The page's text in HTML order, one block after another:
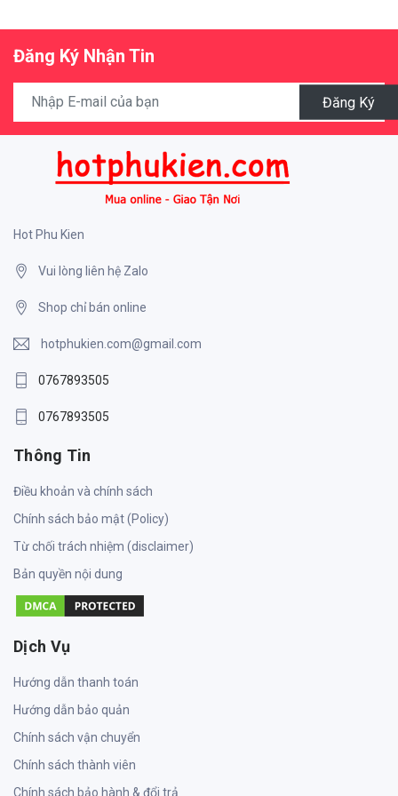
Đăng Ký Nhận Tin
Đăng Ký
Hot Phu Kien
Vui lòng liên hệ Zalo
Shop chỉ bán online
hotphukien.com@gmail.com
0767893505
0767893505
Thông Tin
Điều khoản và chính sách
Chính sách bảo mật (Policy)
Từ chối trách nhiệm (disclaimer)
Bản quyền nội dung
Dịch Vụ
Hướng dẫn thanh toán
Hướng dẫn bảo quản
Chính sách vận chuyển
Chính sách thành viên
Chính sách bảo hành & đổi trả